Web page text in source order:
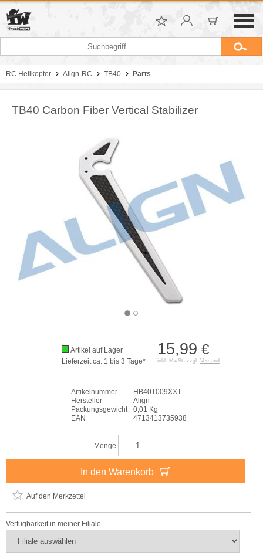
RC Helikopter Align-RC TB40 Parts
TB40 Carbon Fiber Vertical Stabilizer
15,99 €
inkl. MwSt. zzgl. Versand
Artikel auf Lager
Lieferzeit ca. 1 bis 3 Tage*
Artikelnummer
HB40T009XXT
Hersteller
Align
Packungsgewicht
0,01 Kg
EAN
4713413735938
Menge
In den Warenkorb
Auf den Merkzettel
Verfügbarkeit in meiner Filiale